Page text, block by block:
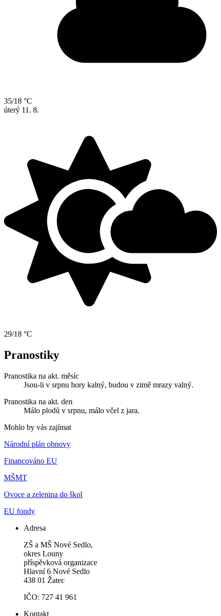
35/18 °C
úterý 11. 8.
29/18 °C
Pranostiky
Pranostika na akt. měsíc
Jsou-li v srpnu hory kalný, budou v zimě mrazy valný.
Pranostika na akt. den
Málo plodů v srpnu, málo včel z jara.
Mohlo by vás zajímat
Národní plán obnovy
Financováno EU
MŠMT
Ovoce a zelenina do škol
EU fondy
Adresa
ZŠ a MŠ Nové Sedlo,
okres Louny
příspěvková organizace
Hlavní 6 Nové Sedlo
438 01 Žatec
IČO: 727 41 961
Kontakt